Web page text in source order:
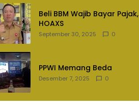
Beli BBM Wajib Bayar Pajak,
HOAXS
September 30, 2025 0
PPWI Memang Beda
Desember 7, 2025 0